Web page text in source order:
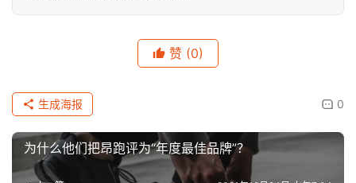
赞 (0)
0
生成海报
为什么他们把昂跑评为“年度最佳品牌”？